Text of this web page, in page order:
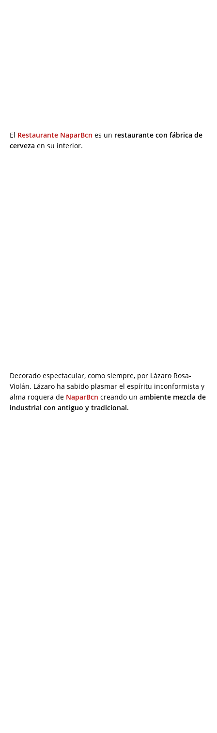
El Restaurante NaparBcn es un restaurante con fábrica de
cerveza en su interior.
Decorado espectacular, como siempre, por Lázaro Rosa-
Violán. Lázaro ha sabido plasmar el espíritu inconformista y
alma roquera de NaparBcn creando un ambiente mezcla de
industrial con antiguo y tradicional.